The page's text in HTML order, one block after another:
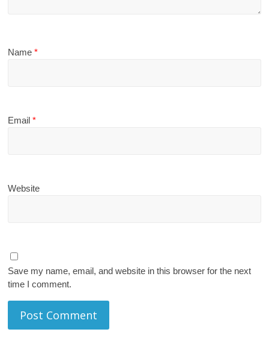
Name*
Email*
Website
Save my name, email, and website in this browser for the next
time I comment.